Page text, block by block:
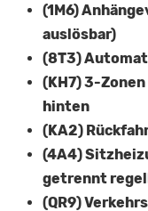
(1M6)
auslösbar)
(8T3)
(KH7) 3-
hinten
(KA2)
(4A4)
getrennt
(QR9)